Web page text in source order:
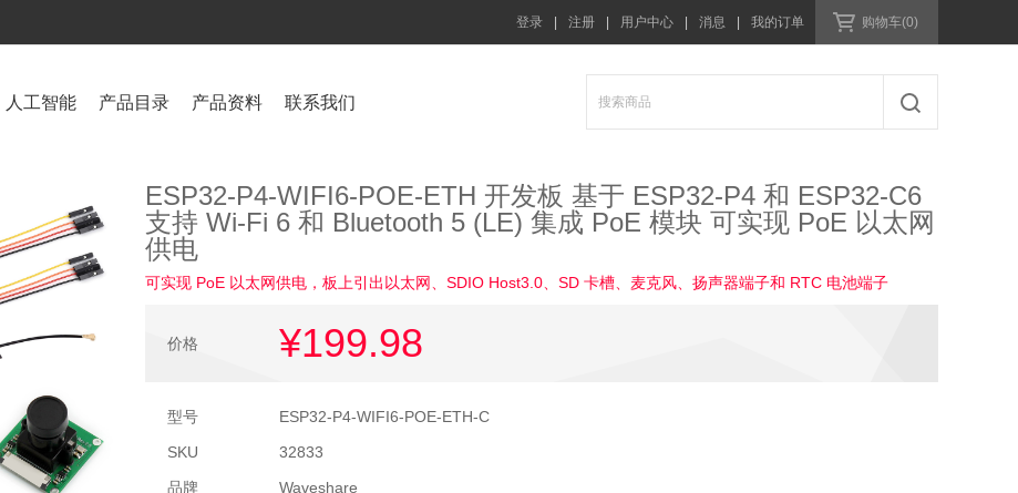
登录 注册 用户中心 消息 我的订单 购物车(0)
人工智能 产品目录 产品资料 联系我们
ESP32-P4-WIFI6-POE-ETH 开发板 基于 ESP32-P4 和 ESP32-C6
支持 Wi-Fi 6 和 Bluetooth 5 (LE) 集成 PoE 模块 可实现 PoE 以太网
供电
可实现 PoE 以太网供电，板上引出以太网、SDIO Host3.0、SD 卡槽、麦克风、扬声器端子和 RTC 电池端子
价格 ¥199.98
型号
ESP32-P4-WIFI6-POE-ETH-C
SKU
32833
品牌
Waveshare